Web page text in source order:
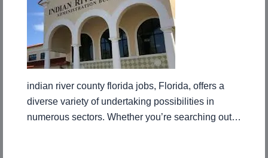
indian river county florida jobs, Florida, offers a
diverse variety of undertaking possibilities in
numerous sectors. Whether you’re searching out…